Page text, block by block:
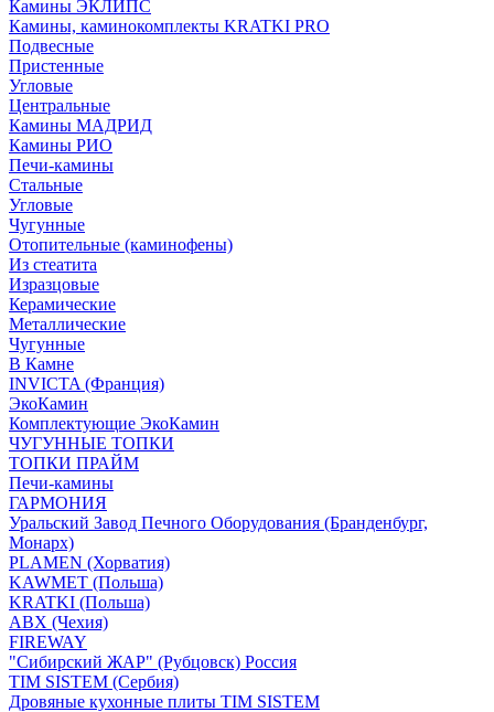
Камины ЭКЛИПС
Камины, каминокомплекты KRATKI PRO
Подвесные
Пристенные
Угловые
Центральные
Камины МАДРИД
Камины РИО
Печи-камины
Стальные
Угловые
Чугунные
Отопительные (каминофены)
Из стеатита
Изразцовые
Керамические
Металлические
Чугунные
В Камне
INVICTA (Франция)
ЭкоКамин
Комплектующие ЭкоКамин
ЧУГУННЫЕ ТОПКИ
ТОПКИ ПРАЙМ
Печи-камины
ГАРМОНИЯ
Уральский Завод Печного Оборудования (Бранденбург,
Монарх)
PLAMEN (Хорватия)
KAWMET (Польша)
KRATKI (Польша)
ABX (Чехия)
FIREWAY
"Сибирский ЖАР" (Рубцовск) Россия
TIM SISTEM (Сербия)
Дровяные кухонные плиты TIM SISTEM